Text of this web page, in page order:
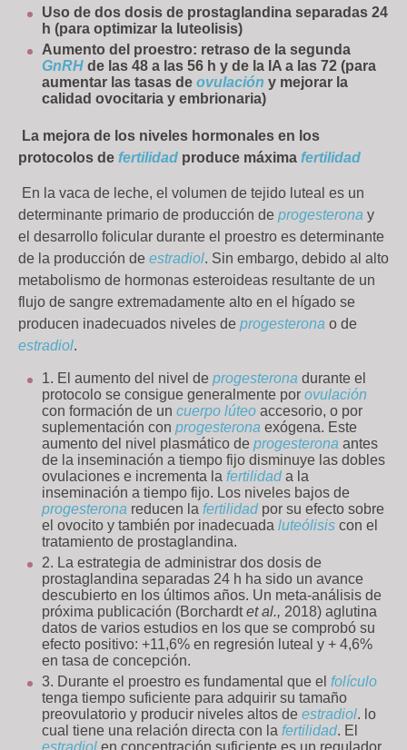
Uso de dos dosis de prostaglandina separadas 24
h (para optimizar la luteolisis)
Aumento del proestro: retraso de la segunda
GnRH de las 48 a las 56 h y de la IA a las 72 (para
aumentar las tasas de ovulación y mejorar la
calidad ovocitaria y embrionaria)
La mejora de los niveles hormonales en los
protocolos de fertilidad produce máxima fertilidad
En la vaca de leche, el volumen de tejido luteal es un
determinante primario de producción de progesterona y
el desarrollo folicular durante el proestro es determinante
de la producción de estradiol. Sin embargo, debido al alto
metabolismo de hormonas esteroideas resultante de un
flujo de sangre extremadamente alto en el hígado se
producen inadecuados niveles de progesterona o de
estradiol.
El aumento del nivel de progesterona durante el
protocolo se consigue generalmente por ovulación
con formación de un cuerpo lúteo accesorio, o por
suplementación con progesterona exógena. Este
aumento del nivel plasmático de progesterona antes
de la inseminación a tiempo fijo disminuye las dobles
ovulaciones e incrementa la fertilidada la
inseminación a tiempo fijo. Los niveles bajos de
progesterona reducen la fertilidadpor su efecto sobre
el ovocito y también por inadecuada luteólisis con el
tratamiento de prostaglandina.
La estrategia de administrar dos dosis de
prostaglandina separadas 24 h ha sido un avance
descubierto en los últimos años. Un meta-análisis de
próxima publicación (Borchardtet al., 2018) aglutina
datos de varios estudios en los que se comprobó su
efecto positivo: +11,6% en regresión luteal y + 4,6%
en tasa de concepción.
Durante el proestro es fundamental que el folículo
tenga tiempo suficiente para adquirir su tamaño
preovulatorio y producir niveles altos de estradiol. lo
cual tiene una relación directa con la fertilidad. El
estradiol en concentración suficiente es un regulador